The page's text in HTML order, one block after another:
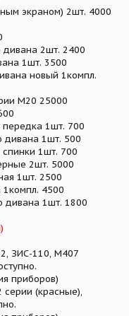
экраном) 2шт. 4000
дивана 2шт. 2400
1шт. 3500
новый 1компл.
М20 25000
передка 1шт. 700
дивана 1шт. 500
1шт. 700
2шт. 5000
1шт. 2500
1компл. 4500
дивана 1шт. 1800
ЗИС-110, М407
приборов)
(красные),